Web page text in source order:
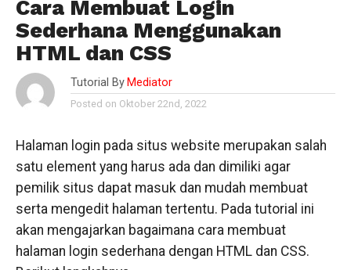
Cara Membuat Login
Sederhana Menggunakan
HTML dan CSS
Tutorial By Mediator
Posted on Oktober 22nd, 2022
Halaman login pada situs website merupakan salah
satu element yang harus ada dan dimiliki agar
pemilik situs dapat masuk dan mudah membuat
serta mengedit halaman tertentu. Pada tutorial ini
akan mengajarkan bagaimana cara membuat
halaman login sederhana dengan HTML dan CSS.